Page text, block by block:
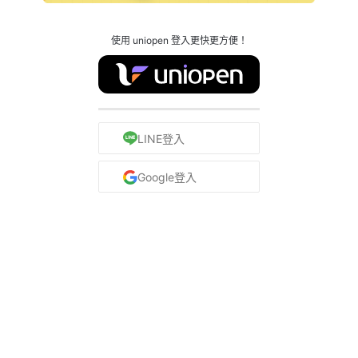
使用 uniopen 登入更快更方便！
LINE登入
Google登入